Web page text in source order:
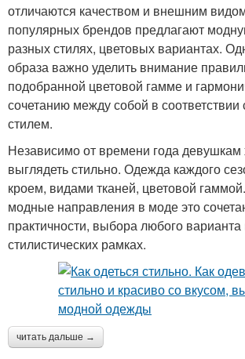
отличаются качеством и внешним
популярных брендов предлагают
разных стилях, цветовых вариантах.
образа важно уделить внимание
подобранной цветовой гамме и
сочетанию между собой в
стилем.
Независимо от времени года девушкам
выглядеть стильно. Одежда каждого
кроем, видами тканей, цветовой
модные направления в моде это
практичности, выбора любого
стилистических рамках.
читать дальше →